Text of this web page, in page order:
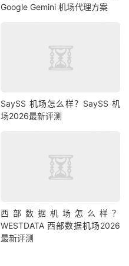
Google Gemini 机场代理方案
SaySS 机场怎么样？SaySS 机
场2026最新评测
西部数据机场怎么样？
WESTDATA 西部数据机场2026
最新评测